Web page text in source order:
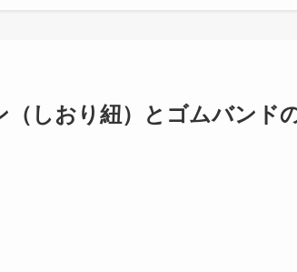
しおり紐）とゴムバンド